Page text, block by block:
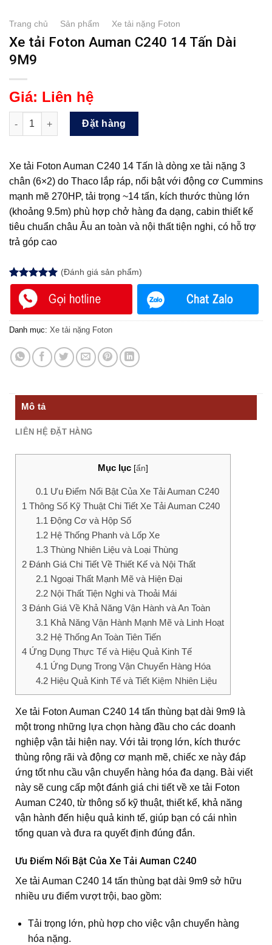
Trang chủ Sản phẩm Xe tải nặng Foton
Xe tải Foton Auman C240 14 Tấn Dài
9M9
Giá: Liên hệ
Xe tải Foton Auman C240 14 Tấn Dài 9M9 số lượng
Đặt hàng
Xe tải Foton Auman C240 14 Tấn là dòng xe tải nặng 3
chân (6×2) do Thaco lắp ráp, nổi bật với động cơ Cummins
mạnh mẽ 270HP, tải trọng ~14 tấn, kích thước thùng lớn
(khoảng 9.5m) phù hợp chở hàng đa dạng, cabin thiết kế
tiêu chuẩn châu Âu an toàn và nội thất tiện nghi, có hỗ trợ
trả góp cao
5.00trên 5
dựa trên
1
đánh giá
(Đánh giá sản phẩm)
Danh mục: Xe tải nặng Foton
Mô tả
LIÊN HỆ ĐẶT HÀNG
Mục lục [ẩn]
0.1 Ưu Điểm Nổi Bật Của Xe Tải Auman C240
1 Thông Số Kỹ Thuật Chi Tiết Xe Tải Auman C240
1.1 Động Cơ và Hộp Số
1.2Hệ Thống Phanh và Lốp Xe
1.3Thùng Nhiên Liệu và Loại Thùng
2 Đánh Giá Chi Tiết Về Thiết Kế và Nội Thất
2.1 Ngoại Thất Mạnh Mẽ và Hiện Đại
2.2Nội Thất Tiện Nghi và Thoải Mái
3 Đánh Giá Về Khả Năng Vận Hành và An Toàn
3.1 Khả Năng Vận Hành Mạnh Mẽ và Linh Hoạt
3.2Hệ Thống An Toàn Tiên Tiến
4 Ứng Dụng Thực Tế và Hiệu Quả Kinh Tế
4.1 Ứng Dụng Trong Vận Chuyển Hàng Hóa
4.2Hiệu Quả Kinh Tế và Tiết Kiệm Nhiên Liệu
Xe tải Foton Auman C240 14 tấn thùng bạt dài 9m9 là
một trong những lựa chọn hàng đầu cho các doanh
nghiệp vận tải hiện nay. Với tải trọng lớn, kích thước
thùng rộng rãi và động cơ mạnh mẽ, chiếc xe này đáp
ứng tốt nhu cầu vận chuyển hàng hóa đa dạng. Bài viết
này sẽ cung cấp một đánh giá chi tiết về xe tải Foton
Auman C240, từ thông số kỹ thuật, thiết kế, khả năng
vận hành đến hiệu quả kinh tế, giúp bạn có cái nhìn
tổng quan và đưa ra quyết định đúng đắn.
Ưu Điểm Nổi Bật Của Xe Tải Auman C240
Xe tải Auman C240 14 tấn thùng bạt dài 9m9 sở hữu
nhiều ưu điểm vượt trội, bao gồm:
Tải trọng lớn, phù hợp cho việc vận chuyển hàng
hóa nặng.